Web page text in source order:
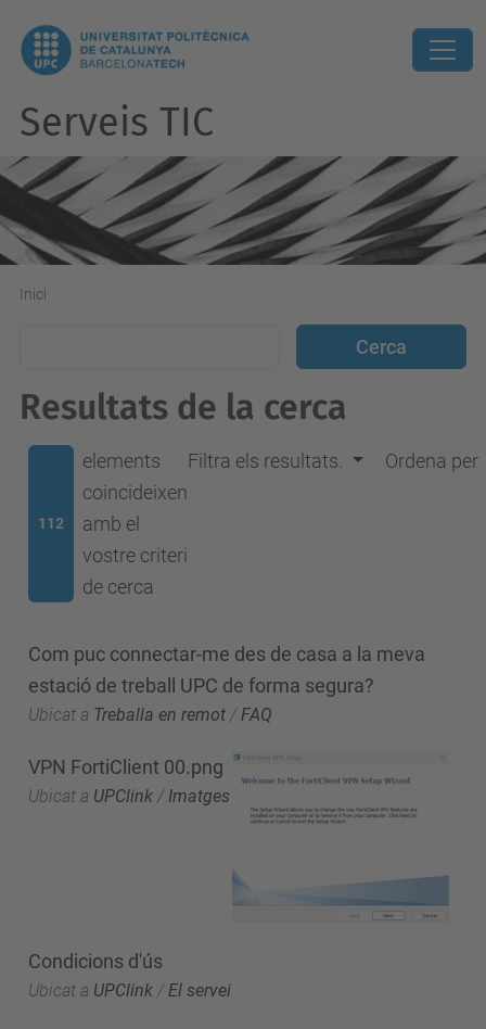
Serveis TIC
Inici
Resultats de la cerca
112
elements
coincideixen
amb el
vostre criteri
de cerca
Filtra els resultats. Ordena per
Com puc connectar-me des de casa a la meva
estació de treball UPC de forma segura?
Ubicat a Treballa en remot / FAQ
VPN FortiClient 00.png
Ubicat a UPClink / Imatges
Condicions d'ús
Ubicat a UPClink / El servei